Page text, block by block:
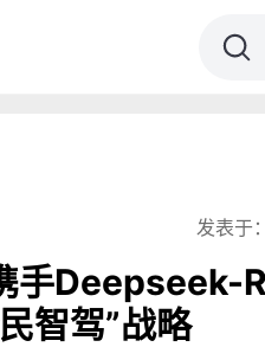
发表于
手Deepseek-
智驾”战略